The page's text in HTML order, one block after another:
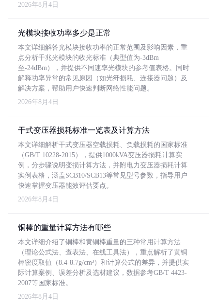
2026年8月4日
光模块接收功率多少是正常
本文详细解答光模块接收功率的正常范围及影响因素，重
点分析千兆光模块的收光标准（典型值为-3dBm
至-24dBm），并提供不同速率光模块的参考值表格。同时
解释功率异常的常见原因（如光纤损耗、连接器问题）及
解决方案，帮助用户快速判断网络性能问题。
2026年8月4日
干式变压器损耗标准一览表及计算方法
本文详细解析干式变压器空载损耗、负载损耗的国家标准
（GB/T 10228-2015），提供1000kVA变压器损耗计算实
例，分步骤说明变损计算方法，并附电力变压器损耗计算
实例表格，涵盖SCB10/SCB13等常见型号参数，指导用户
快速掌握变压器能效评估要点。
2026年8月4日
铜棒的重量计算方法有哪些
本文详细介绍了铜棒和黄铜棒重量的三种常用计算方法
（理论公式法、查表法、在线工具法），重点解析了黄铜
棒密度取值（8.4-8.7g/cm³）和计算公式的差异，并提供实
际计算案例、误差分析及选材建议，数据参考GB/T 4423-
2007等国家标准。
2026年8月4日